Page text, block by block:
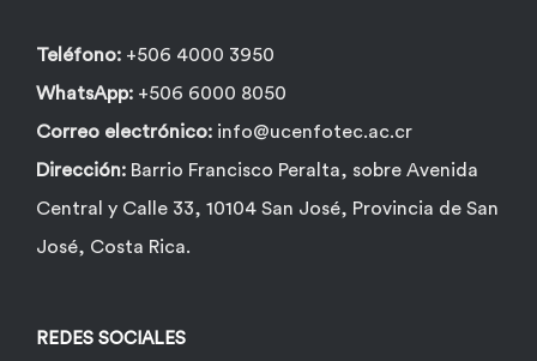
Teléfono: +506 4000 3950
WhatsApp: +506 6000 8050
Correo electrónico: info@ucenfotec.ac.cr
Dirección: Barrio Francisco Peralta, sobre Avenida
Central y Calle 33, 10104 San José, Provincia de San
José, Costa Rica.
REDES SOCIALES